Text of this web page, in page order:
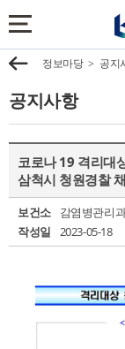
/
사
/
전
체
메
보
기
이
정보마당 공지
공지사항
코로나 19 격리대
삼척시 청원경찰
보건소 감염병관리
작성일
2023-05-18